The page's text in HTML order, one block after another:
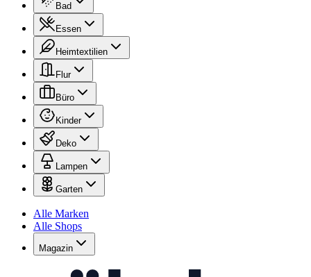
Bad
Essen
Heimtextilien
Flur
Büro
Kinder
Deko
Lampen
Garten
Alle Marken
Alle Shops
Magazin